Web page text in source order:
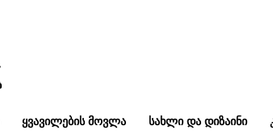
ᲧᲕᲐᲕᲘᲚᲔᲑᲘᲡ ᲛᲝᲕᲚᲐ ᲡᲐᲮᲚᲘ ᲓᲐ ᲓᲘᲖᲐᲘᲜᲘ